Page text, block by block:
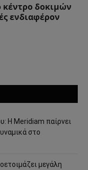
κέντρο δοκιμών
ενδιαφέρον
Η Meridiam παίρνει
στο
μεγάλη